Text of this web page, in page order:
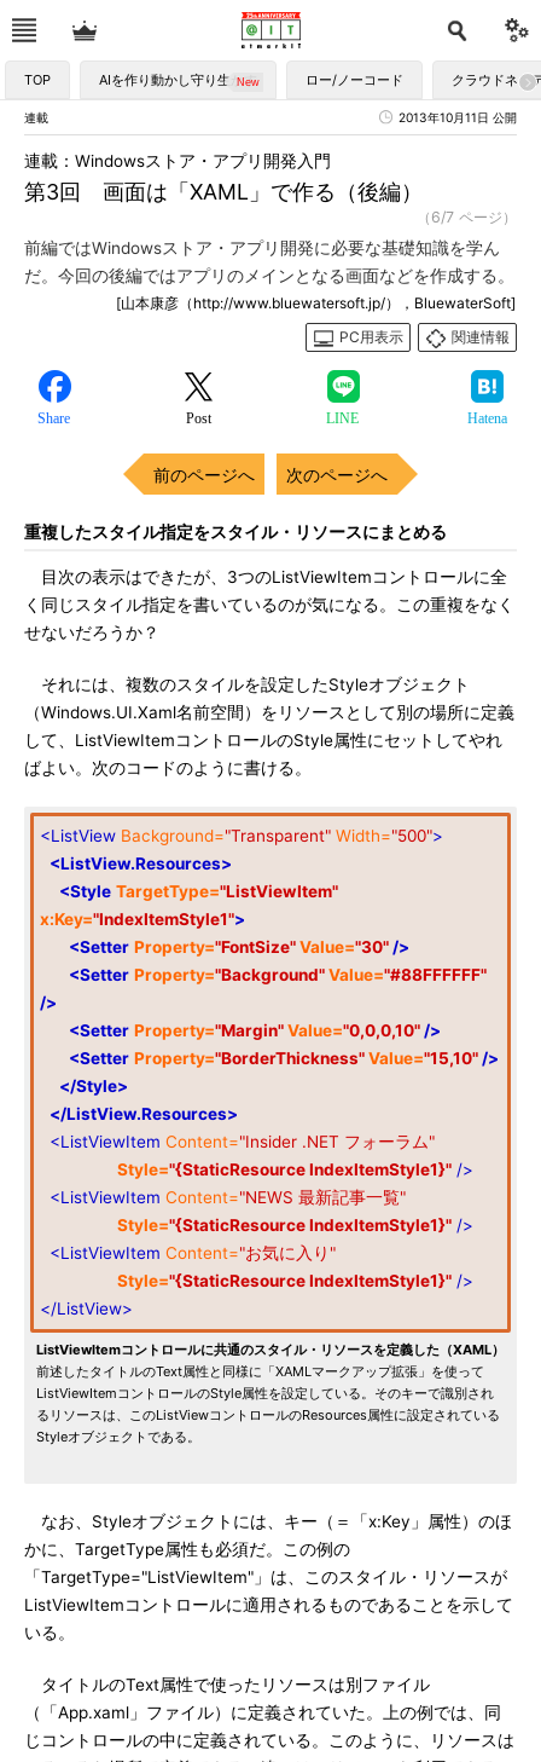
TOP AIを作り動かし守り生かす ロー/ノーコード クラウドネイ
連載 2013年10月11日 公開
第3回 画面は「XAML」で作る（後編）
連載：Windowsストア・アプリ開発入門
（6/7 ページ）
前編ではWindowsストア・アプリ開発に必要な基礎知識を学ん
だ。今回の後編ではアプリのメインとなる画面などを作成する。
[山本康彦（http://www.bluewatersoft.jp/），BluewaterSoft]
PC用表示
関連情報
Share Post LINE Hatena
前のページへ 次のページへ
重複したスタイル指定をスタイル・リソースにまとめる
目次の表示はできたが、3つのListViewItemコントロールに全
く同じスタイル指定を書いているのが気になる。この重複をなく
せないだろうか？
それには、複数のスタイルを設定したStyleオブジェクト
（Windows.UI.Xaml名前空間）をリソースとして別の場所に定義
して、ListViewItemコントロールのStyle属性にセットしてやれ
ばよい。次のコードのように書ける。
<ListView Background="Transparent" Width="500">
<ListView.Resources>
<Style TargetType="ListViewItem"
x:Key="IndexItemStyle1">
<Setter Property="FontSize"Value="30" />
<Setter Property="Background"Value="#88FFFFFF"
/>
<Setter Property="Margin"Value="0,0,0,10" />
<Setter Property="BorderThickness"Value="15,10" />
</Style>
</ListView.Resources>
<ListViewItem Content="Insider .NET フォーラム"
Style="{StaticResource IndexItemStyle1}" />
<ListViewItem Content="NEWS 最新記事一覧"
Style="{StaticResource IndexItemStyle1}" />
<ListViewItem Content="お気に入り"
Style="{StaticResource IndexItemStyle1}" />
</ListView>
ListViewItemコントロールに共通のスタイル・リソースを定義した（XAML）
前述したタイトルのText属性と同様に「XAMLマークアップ拡張」を使って
ListViewItemコントロールのStyle属性を設定している。そのキーで識別され
るリソースは、このListViewコントロールのResources属性に設定されている
Styleオブジェクトである。
なお、Styleオブジェクトには、キー（＝「x:Key」属性）のほ
かに、TargetType属性も必須だ。この例の
「TargetType="ListViewItem"」は、このスタイル・リソースが
ListViewItemコントロールに適用されるものであることを示して
いる。
タイトルのText属性で使ったリソースは別ファイル
（「App.xaml」ファイル）に定義されていた。上の例では、同
じコントロールの中に定義されている。このように、リソースは